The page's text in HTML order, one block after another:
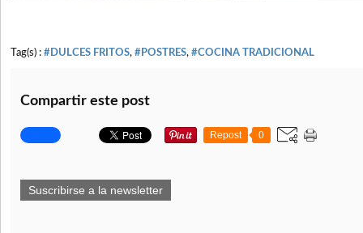
Tag(s) : #DULCES FRITOS, #POSTRES, #COCINA TRADICIONAL
Compartir este post
Repost 0
Suscribirse a la newsletter